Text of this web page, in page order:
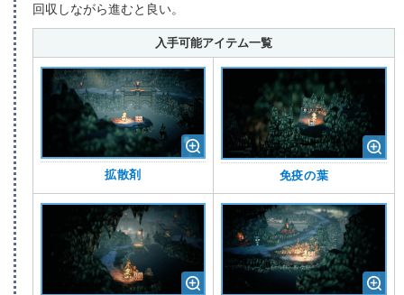
回収しながら進むと良い。
入手可能アイテム一覧
拡散剤 免疫の葉